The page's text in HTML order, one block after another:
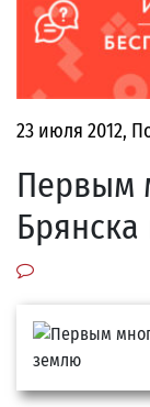
23 июля 2012,
Первым